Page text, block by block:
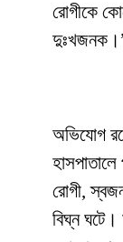
রোগীকে
অভিযোগ
রোগী,
বিঘ্ন ঘটে।